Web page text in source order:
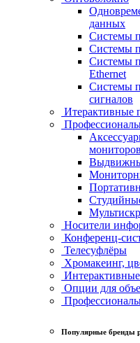
данных
Системы
Системы
Системы
Ethernet
Системы
сигналов
Итерактивные
мониторов
Носители
Конференц-
Телесуфлёры
Хромакеинг,
Опции для
Популярные бренды